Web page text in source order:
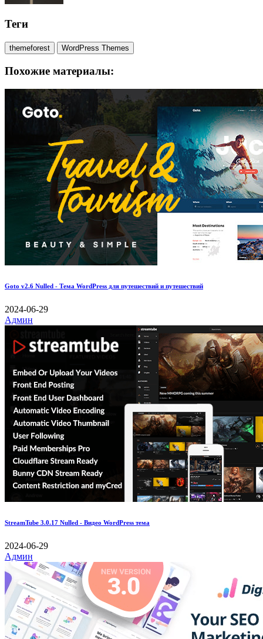
Теги
themeforest WordPress Themes
Похожие материалы:
Goto v2.6 Nulled - Тема WordPress для путешествий и путешествий
2024-06-29
Админ
StreamTube 3.0.17 Nulled - Видео WordPress тема
2024-06-29
Админ